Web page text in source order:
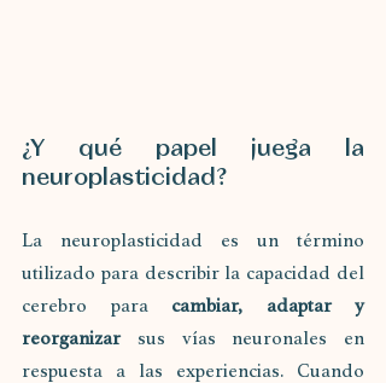
¿Y qué papel juega la
neuroplasticidad?
La neuroplasticidad es un término
utilizado para describir la capacidad del
cerebro para cambiar, adaptar y
reorganizar sus vías neuronales en
respuesta a las experiencias. Cuando